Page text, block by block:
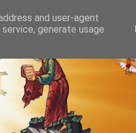
and user-agent
generate usage